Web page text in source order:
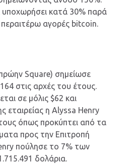
υποχωρήσει κατά 30% παρά
περαιτέρω αγορές bitcoin.
Square) σημείωσε
στις αρχές του έτους.
σε μόλις $62 και
εταιρείας η Alyssa Henry
όπως προκύπτει από τα
προς την Επιτροπή
πούλησε το 7% των
δολάρια.